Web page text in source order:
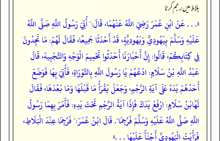
بلاط میں رجم کرنا
«. . . عَنْ ابْنِ عُمَرَ رَضِيَ اللَّهُ عَنْهُمَا، قَالَ:" أُتِيَ رَسُولُ اللَّهِ صَلَّى اللَّهُ
عَلَيْهِ وَسَلَّمَ بِيَهُودِيٍّ وَيَهُودِيَّةٍ، قَدْ أَحْدَثَا جَمِيعًا، فَقَالَ لَهُمْ: مَا تَجِدُونَ
فِي كِتَابِكُمْ، قَالُوا: إِنَّ أَحْبَارَنَا أَحْدَثُوا تَحْمِيمَ الْوَجْهِ وَالتَّجْبِيهَ، قَالَ
عَبْدُ اللَّهِ بْنُ سَلَامٍ: ادْعُهُمْ يَا رَسُولَ اللَّهِ بِالتَّوْرَاةِ، فَأُتِيَ بِهَا فَوَضَعَ
أَحَدُهُمْ يَدَهُ عَلَى آيَةِ الرَّجْمِ، وَجَعَلَ يَقْرَأُ مَا قَبْلَهَا وَمَا بَعْدَهَا، فَقَالَ
لَهُابْنُ سَلَامٍ: ارْفَعْ يَدَكَ فَإِذَا آيَةُ الرَّجْمِ تَحْتَ يَدِهِ: فَأَمَرَ بِهِمَا رَسُولُ
اللَّهِ صَلَّى اللَّهُ عَلَيْهِ وَسَلَّمَ فَرُجِمَا". قَالَ ابْنُ عُمَرَ:" فَرُجِمَا عِنْدَ الْبَلَاطِ،
فَرَأَيْتُ الْيَهُودِيَّ أَجْنَأَ عَلَيْهَا . . .»